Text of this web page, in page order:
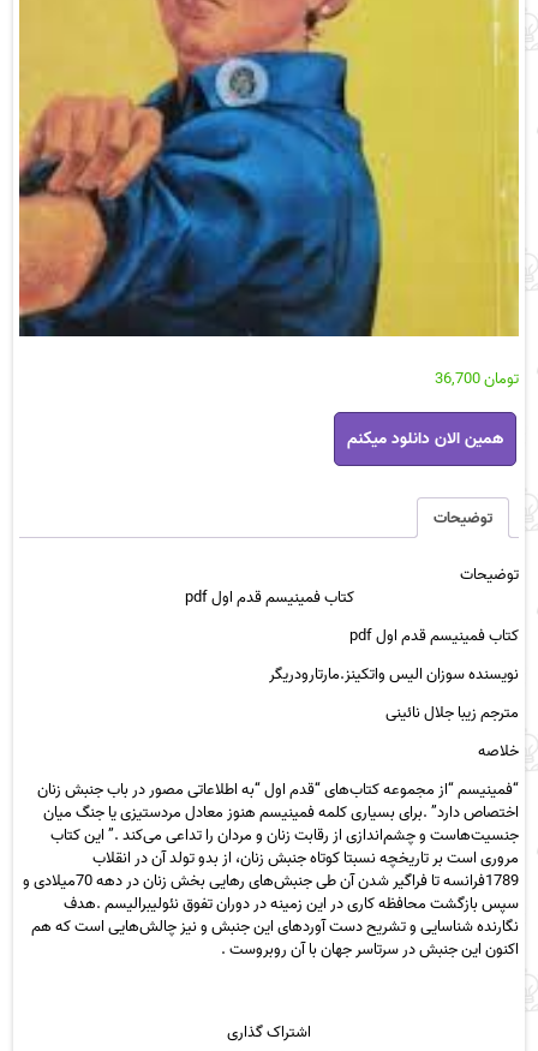
تومان36,700
کتاب
فمینیسم
قدم
pdf
عدد
همین الان دانلود میکنم
توضیحات
توضیحات
کتاب فمینیسم قدم اول pdf
کتاب فمینیسم قدم اول pdf
نویسنده سوزان الیس واتکینز.مارتارودریگر
مترجم زیبا جلال نائینی
خلاصه
“فمینیسم “از مجموعه کتاب‌های “قدم اول “به اطلاعاتی مصور در باب جنبش زنان
اختصاص دارد” .برای بسیاری کلمه فمینیسم هنوز معادل مردستیزی یا جنگ میان
جنسیت‌هاست و چشم‌اندازی از رقابت زنان و مردان را تداعی می‌کند .” این کتاب
مروری است بر تاریخچه نسبتا کوتاه جنبش زنان، از بدو تولد آن در انقلاب
1789فرانسه تا فراگیر شدن آن طی جنبش‌های رهایی بخش زنان در دهه 70میلادی و
سپس بازگشت محافظه کاری در این زمینه در دوران تفوق نئولیبرالیسم .هدف
نگارنده شناسایی و تشریح دست آوردهای این جنبش و نیز چالش‌هایی است که هم
اکنون این جنبش در سرتاسر جهان با آن روبروست .
اشتراک گذاری